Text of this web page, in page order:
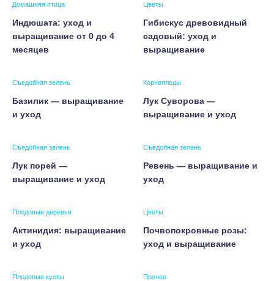
Домашняя птица
Индюшата: уход и
выращивание от 0 до 4
месяцев
Цветы
Гибискус древовидный
садовый: уход и
выращивание
Съедобная зелень
Базилик — выращивание
и уход
Корнеплоды
Лук Суворова —
выращивание и уход
Съедобная зелень
Лук порей —
выращивание и уход
Съедобная зелень
Ревень — выращивание и
уход
Плодовые деревья
Актинидия: выращивание
и уход
Цветы
Почвопокровные розы:
уход и выращивание
Плодовые кусты Прочее